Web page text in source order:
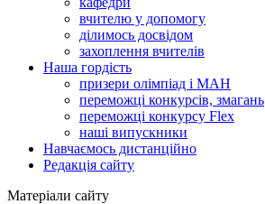
вчителю у допомогу
ділимось досвідом
захоплення вчителів
Наша гордість
призери олімпіад і МАН
переможці конкурсів, змагань
переможці конкурсу Flex
наші випускники
Навчаємось дистанційно
Редакція сайту
Матеріали сайту